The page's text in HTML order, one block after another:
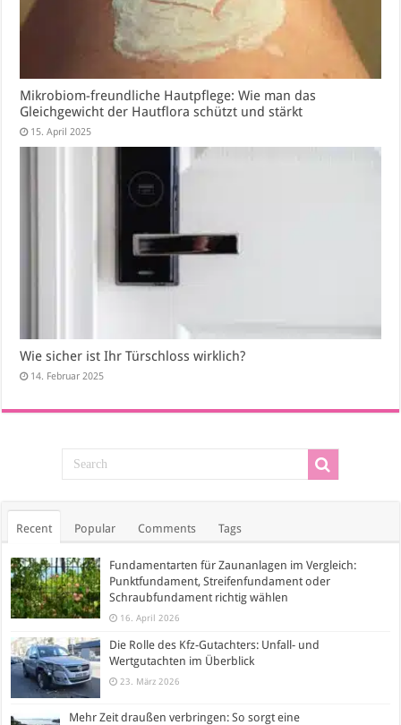
Mikrobiom-freundliche Hautpflege: Wie man das
Gleichgewicht der Hautflora schützt und stärkt
15. April 2025
Wie sicher ist Ihr Türschloss wirklich?
14. Februar 2025
Recent Popular Comments Tags
Fundamentarten für Zaunanlagen im Vergleich:
Punktfundament, Streifenfundament oder
Schraubfundament richtig wählen
16. April 2026
Die Rolle des Kfz-Gutachters: Unfall- und
Wertgutachten im Überblick
23. März 2026
Mehr Zeit draußen verbringen: So sorgt eine